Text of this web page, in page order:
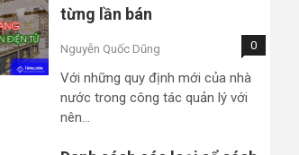
từng lần bán
Nguyễn Quốc Dũng 0
Với những quy định mới của nhà
nước trong công tác quản lý với
nên…